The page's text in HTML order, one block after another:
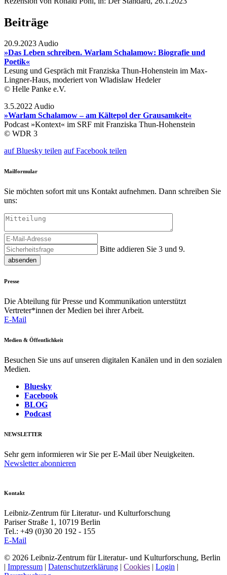
Beiträge
20.9.2023 Audio
»Das Leben schreiben. Warlam Schalamow: Biografie und
Poetik«
Lesung und Gespräch mit Franziska Thun-Hohenstein im Max-
Lingner-Haus, moderiert von Wladislaw Hedeler
© Helle Panke e.V.
3.5.2022 Audio
»Warlam Schalamow – am Kältepol der Grausamkeit«
Podcast »Kontext« im SRF mit Franziska Thun-Hohenstein
© WDR 3
auf Bluesky teilen auf Facebook teilen
Mailformular
Sie möchten sofort mit uns Kontakt aufnehmen. Dann schreiben Sie
uns:
Bitte addieren Sie 3 und 9.
absenden
Presse
Die Abteilung für Presse und Kommunikation unterstützt
Vertreter*innen der Medien bei ihrer Arbeit.
E-Mail
Medien & Öffentlichkeit
Besuchen Sie uns auf unseren digitalen Kanälen und in den sozialen
Medien.
Bluesky
Facebook
BLOG
Podcast
NEWSLETTER
Sehr gern informieren wir Sie per E-Mail über Neuigkeiten.
Newsletter abonnieren
Kontakt
Leibniz-Zentrum für Literatur- und Kulturforschung
Pariser Straße 1, 10719 Berlin
Tel.: +49 (0)30 20 192 - 155
E-Mail
© 2026 Leibniz-Zentrum für Literatur- und Kulturforschung, Berlin
| Impressum | Datenschutzerklärung | Cookies | Login |